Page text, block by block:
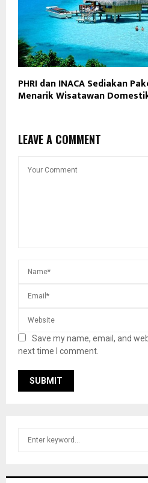
PHRI dan INACA Sediakan
Menarik Wisatawan
LEAVE A COMMENT
Save my name, email, and
next time I comment.